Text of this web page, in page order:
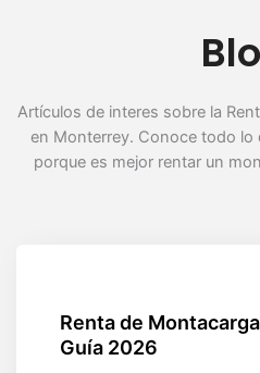
Artículos de interes sobre la
en Monterrey. Conoce todo lo
porque es mejor rentar un
Renta de
Guía 2026